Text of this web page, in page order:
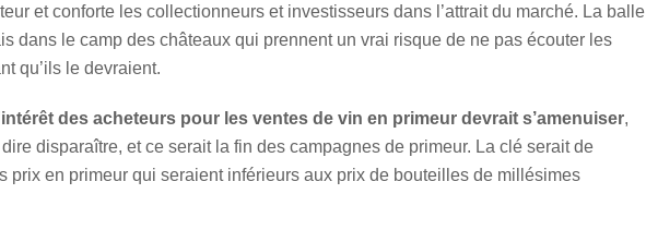
et conforte les collectionneurs et investisseurs dans l’attrait du marché. La balle
dans le camp des châteaux qui prennent un vrai risque de ne pas écouter les
qu’ils le devraient.
intérêt des acheteurs pour les ventes de vin en primeur devrait s’amenuiser,
disparaître, et ce serait la fin des campagnes de primeur. La clé serait de
prix en primeur qui seraient inférieurs aux prix de bouteilles de millésimes